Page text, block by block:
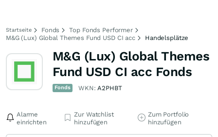
Startseite Fonds
Top Fonds Performer
M&G (Lux) Global Themes Fund USD CI acc
Handelsplätze
M&G (Lux) Global Themes
Fund USD CI acc Fonds
Fonds WKN:A2PHBT
Alarme
einrichten
Zur Watchlist
hinzufügen
Zum Portfolio
hinzufügen